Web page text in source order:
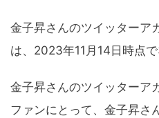
金子昇さんのツイッターア
は、2023年11月14日時点で
金子昇さんのツイッターア
ファンにとって、金子昇さ